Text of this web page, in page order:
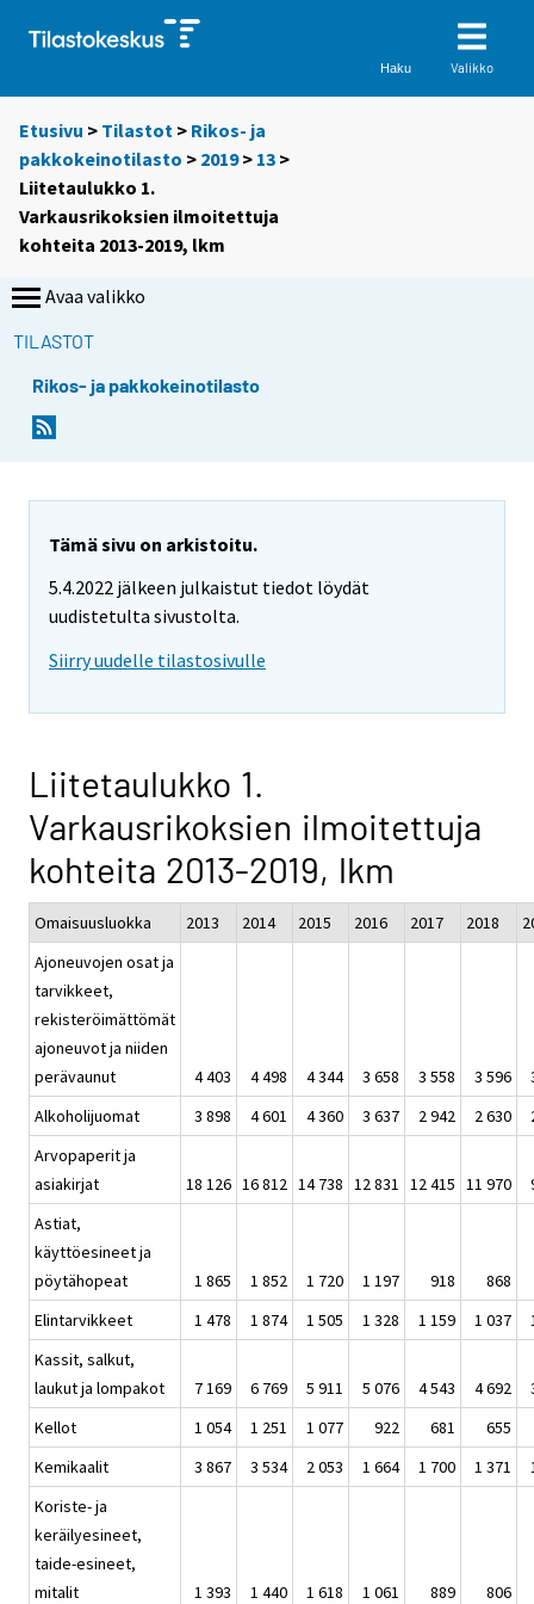
Haku Valikko
Etusivu > Tilastot > Rikos- ja
pakkokeinotilasto > 2019> 13 >
Liitetaulukko 1.
Varkausrikoksien ilmoitettuja
kohteita 2013-2019, lkm
Avaa valikko
TILASTOT
Rikos- ja pakkokeinotilasto
Tämä sivu on arkistoitu.
5.4.2022 jälkeen julkaistut tiedot löydät
uudistetulta sivustolta.
Siirry uudelle tilastosivulle
Liitetaulukko 1.
Varkausrikoksien ilmoitettuja
kohteita 2013-2019, lkm
Omaisuusluokka 2013 2014 2015 2016 2017 2018
Ajoneuvojen osat ja
tarvikkeet,
rekisteröimättömät
ajoneuvot ja niiden
perävaunut
4 403 4 498 4 344 3 658 3 558 3 596
Alkoholijuomat
3 898 4 601 4 360 3 637 2 942 2 630
Arvopaperit ja
asiakirjat
18 126 16 812 14 738 12 831 12 415 11 970
Astiat,
käyttöesineet ja
pöytähopeat
1 865 1 852 1 720 1 197 918
868
Elintarvikkeet
1 478 1 874 1 505 1 328 1 159 1 037
Kassit, salkut,
laukut ja lompakot
7 169 6 769 5 911 5 076 4 543 4 692
Kellot
1 054 1 251 1 077 922 681
655
Kemikaalit
3 867 3 534 2 053 1 664 1 700 1 371
Koriste- ja
keräilyesineet,
taide-esineet,
mitalit
1 393 1 440 1 618 1 061 889
806